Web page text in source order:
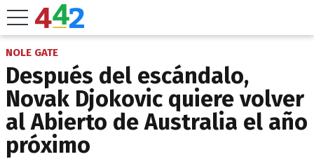
NOLE GATE
Después del escándalo,
Novak Djokovic quiere volver
al Abierto de Australia el año
próximo